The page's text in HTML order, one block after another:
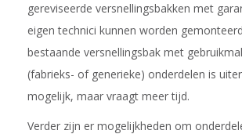
gereviseerde versnellingsbakken met
eigen technici kunnen worden
bestaande versnellingsbak met
(fabrieks- of generieke) onderdelen is
mogelijk, maar vraagt meer tijd.
Verder zijn er mogelijkheden om